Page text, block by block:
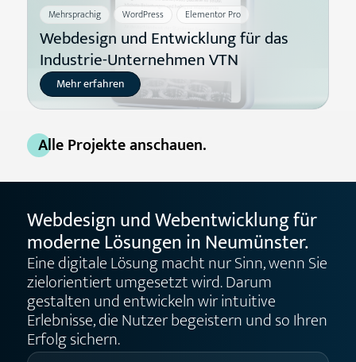
Mehrsprachig WordPress Elementor Pro
Webdesign und Entwicklung für das
Industrie-Unternehmen VTN
Mehr erfahren
Alle Projekte anschauen.
Webdesign und Webentwicklung für
moderne Lösungen in Neumünster.
Eine digitale Lösung macht nur Sinn, wenn Sie
zielorientiert umgesetzt wird. Darum
gestalten und entwickeln wir intuitive
Erlebnisse, die Nutzer begeistern und so Ihren
Erfolg sichern.